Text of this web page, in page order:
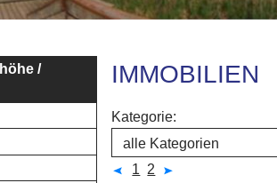
/
IMMOBILIEN
Kategorie:
1 2